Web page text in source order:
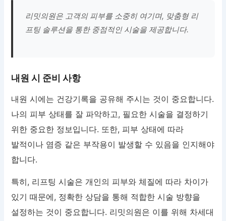
리밋의원은 고객의 피부를 소중히 여기며, 맞춤형 리
프팅 솔루션을 통한 중점적인 시술을 제공합니다.
내원 시 준비 사항
내원 시에는 건강기록을 공유해 주시는 것이 중요합니다.
나의 피부 상태를 잘 파악하고, 필요한 시술을 결정하기
위한 중요한 정보입니다. 또한, 피부 상태에 따라
발적이나 염증 같은 부작용이 발생할 수 있음을 인지해야
합니다.
특히, 리프팅 시술은 개인의 피부와 체질에 따라 차이가
있기 때문에, 정확한 상담을 통해 적합한 시술 방향을
설정하는 것이 중요합니다. 리밋의원은 이를 위해 차세대